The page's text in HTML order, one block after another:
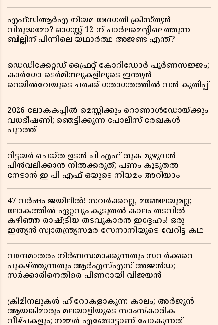
എഫ്സിആർഎ നിയമ ഭേദഗതി ക്രിസ്ത്യൻ
വിരുദ്ധമോ? ഓഗസ്റ്റ് 12-ന് പാർലമെന്റിലെത്തുന്ന
ബില്ലിന് പിന്നിലെ യഥാർത്ഥ അജണ്ട എന്ത്?
ഡെഡിക്കേറ്റഡ് ഫ്രൈറ്റ് കോറിഡോർ പൂർണസജ്ജം;
കാർഗോ ടെർമിനലുകളിലൂടെ ഇന്ത്യൻ
റെയിൽവേയുടെ ചരക്ക് ഗതാഗതത്തിൽ വൻ കുതിപ്പ്
2026 ലോകകപ്പിൽ മെസ്സിക്കും റൊണാൾഡോയ്ക്കും
വധഭീഷണി; ഞെട്ടിക്കുന്ന പോലീസ് രേഖകൾ
പുറത്ത്
റിട്ടയർ ചെയ്ത ഉടൻ പി എഫ് തുക മുഴുവൻ
പിൻവലിക്കാൻ നിൽക്കരുത്; പണം കൂടുതൽ
നേടാൻ ഇ പി എഫ് ഒയുടെ നിയമം അറിയാം
47 വർഷം ജയിലിൽ! സവർക്കറല്ല, മണ്ടേലയുമല്ല;
ലോകത്തിൽ ഏറ്റവും കൂടുതൽ കാലം തടവിൽ
കഴിഞ്ഞ രാഷ്ട്രീയ തടവുകാരൻ ഇദ്ദേഹം! ഒരു
ഇന്ത്യൻ സ്വാതന്ത്ര്യസമര സേനാനിയുടെ വേറിട്ട കഥ
വന്ദേമാതരം നിർബന്ധമാക്കുന്നതും സവർക്കറെ
പുകഴ്ത്തുന്നതും ആർഎസ്എസ് അജൻഡ;
സർക്കാരിനെതിരെ പിണറായി വിജയൻ
ക്രിമിനലുകൾ ഹീറോകളാകുന്ന കാലം; അർജുൻ
ആയങ്കിമാരും മലയാളിയുടെ സാംസ്കാരിക
വീഴ്ചകളും; നമ്മൾ എങ്ങോട്ടാണ് പോകുന്നത്